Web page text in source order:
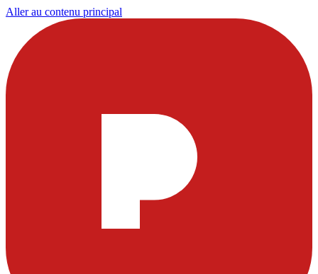
Aller au contenu principal